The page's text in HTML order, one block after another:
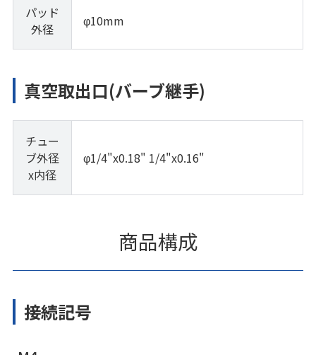
パッド
外径
φ10mm
真空取出口(バーブ継手)
チュー
ブ外径
x内径
φ1/4"x0.18" 1/4"x0.16"
商品構成
接続記号